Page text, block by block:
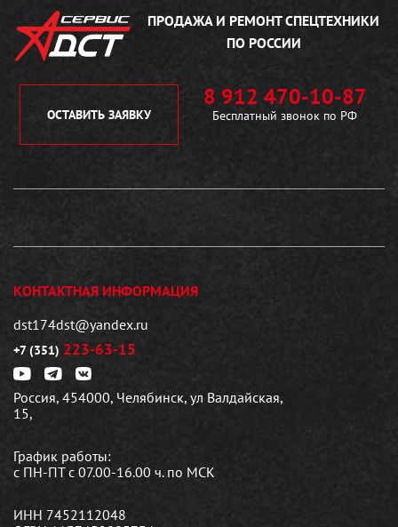
ПРОДАЖА И РЕМОНТСПЕЦТЕХНИКИ
ПО РОССИИ
ОСТАВИТЬ ЗАЯВКУ
8 912 470-10-87
Бесплатный звонок по РФ
КОНТАКТНАЯ ИНФОРМАЦИЯ
dst174dst@yandex.ru
+7 (351) 223-63-15
Россия, 454000, Челябинск, ул Валдайская,
15,
График работы:
с ПН-ПТ с 07.00-16.00 ч. по МСК
ИНН 7452112048